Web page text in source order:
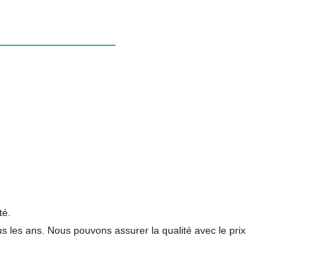
les ans. Nous pouvons assurer la qualité avec le prix